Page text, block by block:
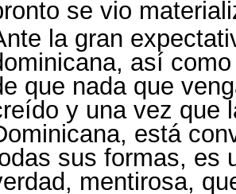
se vio
la gran
así
que nada que
y una vez que
está
sus formas, es
mentirosa,